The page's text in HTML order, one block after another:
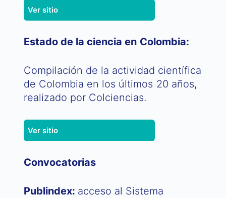
Ver sitio
Estado de la ciencia en Colombia:
Compilación de la actividad científica
de Colombia en los últimos 20 años,
realizado por Colciencias.
Ver sitio
Convocatorias
Publindex: acceso al Sistema